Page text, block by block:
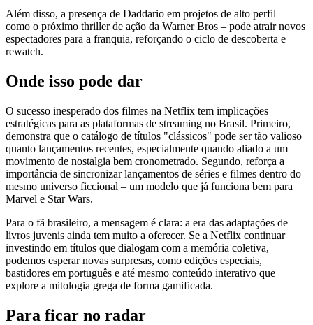
Além disso, a presença de Daddario em projetos de alto perfil –
como o próximo thriller de ação da Warner Bros – pode atrair novos
espectadores para a franquia, reforçando o ciclo de descoberta e
rewatch.
Onde isso pode dar
O sucesso inesperado dos filmes na Netflix tem implicações
estratégicas para as plataformas de streaming no Brasil. Primeiro,
demonstra que o catálogo de títulos "clássicos" pode ser tão valioso
quanto lançamentos recentes, especialmente quando aliado a um
movimento de nostalgia bem cronometrado. Segundo, reforça a
importância de sincronizar lançamentos de séries e filmes dentro do
mesmo universo ficcional – um modelo que já funciona bem para
Marvel e Star Wars.
Para o fã brasileiro, a mensagem é clara: a era das adaptações de
livros juvenis ainda tem muito a oferecer. Se a Netflix continuar
investindo em títulos que dialogam com a memória coletiva,
podemos esperar novas surpresas, como edições especiais,
bastidores em português e até mesmo conteúdo interativo que
explore a mitologia grega de forma gamificada.
Para ficar no radar